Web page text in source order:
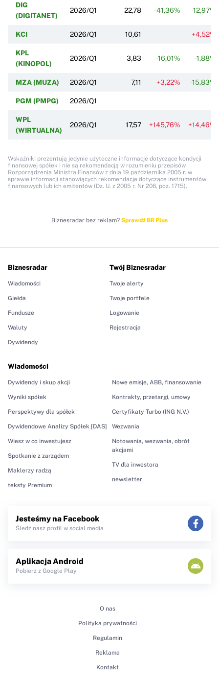
DIG
(DIGITANET)
2026/Q1 22,78 -41,36% -12,97%
KCI 2026/Q1 10,61 +4,52%
KPL
(KINOPOL)
2026/Q1 3,83 -16,01% -1,88%
MZA (MUZA) 2026/Q1 7,11 +3,22% -15,83%
PGM (PMPG) 2026/Q1
WPL
(WIRTUALNA)
2026/Q1 17,57 +145,76% +14,46%
Wskaźniki prezentują jedynie użyteczne informacje dotyczące kondycji
finansowej spółek i nie są rekomendacją w rozumieniu przepisów
Rozporządzenia Ministra Finansów z dnia 19 października 2005 r. w
sprawie informacji stanowiących rekomendacje dotyczące instrumentów
finansowych lub ich emitentów (Dz. U. z 2005 r. Nr 206, poz. 1715).
Biznesradar bez reklam? Sprawdź BR Plus
Biznesradar
Wiadomości
Giełda
Fundusze
Waluty
Dywidendy
Wiadomości
Dywidendy i skup akcji
Wyniki spółek
Perspektywy dla spółek
Dywidendowe Analizy Spółek [DAS]
Wiesz w co inwestujesz
Spotkanie z zarządem
Maklerzy radzą
teksty Premium
Nowe emisje, ABB, finansowanie
Kontrakty, przetargi, umowy
Certyfikaty Turbo (ING N.V.)
Wezwania
Notowania, wezwania, obrót
akcjami
TV dla inwestora
newsletter
Twój Biznesradar
Twoje alerty
Twoje portfele
Logowanie
Rejestracja
Jesteśmy na Facebook
Śledź nasz profil w social media
Aplikacja Android
Pobierz z Google Play
O nas
Polityka prywatności
Regulamin
Reklama
Kontakt